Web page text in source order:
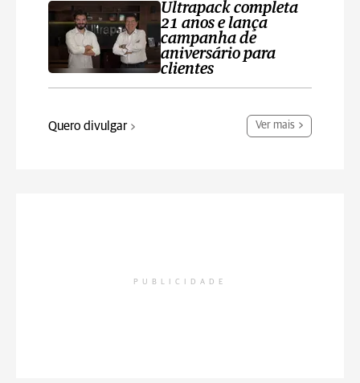
Ultrapack completa
21 anos e lança
campanha de
aniversário para
clientes
Quero divulgar Ver mais
PUBLICIDADE